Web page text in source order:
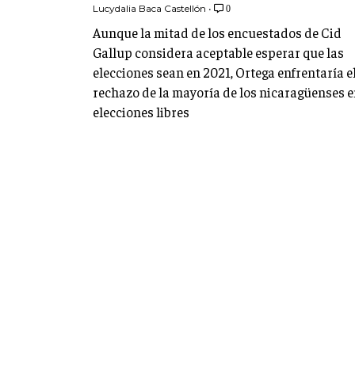
Lucydalia Baca Castellón • 0
Aunque la mitad de los encuestados de Cid
Gallup considera aceptable esperar que las
elecciones sean en 2021, Ortega enfrentaría
rechazo de la mayoría de los nicaragüenses
elecciones libres